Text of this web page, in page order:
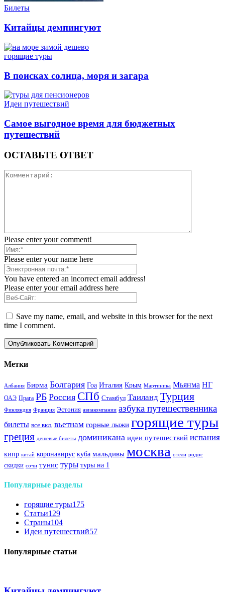
Билеты
Китайцы демпингуют
горящие туры
В поисках солнца, моря и загара
Идеи путешествий
Самое выгодное время для бюджетных
путешествий
ОСТАВЬТЕ ОТВЕТ
Please enter your comment!
Please enter your name here
You have entered an incorrect email address!
Please enter your email address here
Save my name, email, and website in this browser for the next
time I comment.
Метки
Албания Бирма Болгария Гоа Италия Крым Мартиника Мьянма НГ
ОАЭ Прага РБ Россия СПб Стамбул Таиланд Турция
Финляндия Франция Эстония авиакомпании азбука путешественника
билеты все вкл. вьетнам горные лыжи горящие туры
греция дешевые билеты доминикана идеи путешествий испания
кипр китай коронавирус куба мальдивы москва отели родос
скидки сочи тунис туры туры на 1
Популярные разделы
горящие туры175
Статьи129
Страны104
Идеи путешествий57
Популярные статьи